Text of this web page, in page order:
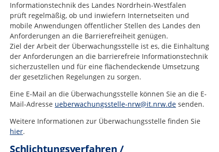
Informationstechnik des Landes Nordrhein-Westfalen
prüft regelmäßig, ob und inwiefern Internetseiten und
mobile Anwendungen öffentlicher Stellen des Landes den
Anforderungen an die Barrierefreiheit genügen.
Ziel der Arbeit der Überwachungsstelle ist es, die Einhaltung
der Anforderungen an die barrierefreie Informationstechnik
sicherzustellen und für eine flächendeckende Umsetzung
der gesetzlichen Regelungen zu sorgen.
Eine E-Mail an die Überwachungsstelle können Sie an die E-
Mail-Adresse ueberwachungsstelle-nrw@it.nrw.de senden.
Weitere Informationen zur Überwachungsstelle finden Sie
hier.
Schlichtungsverfahren /